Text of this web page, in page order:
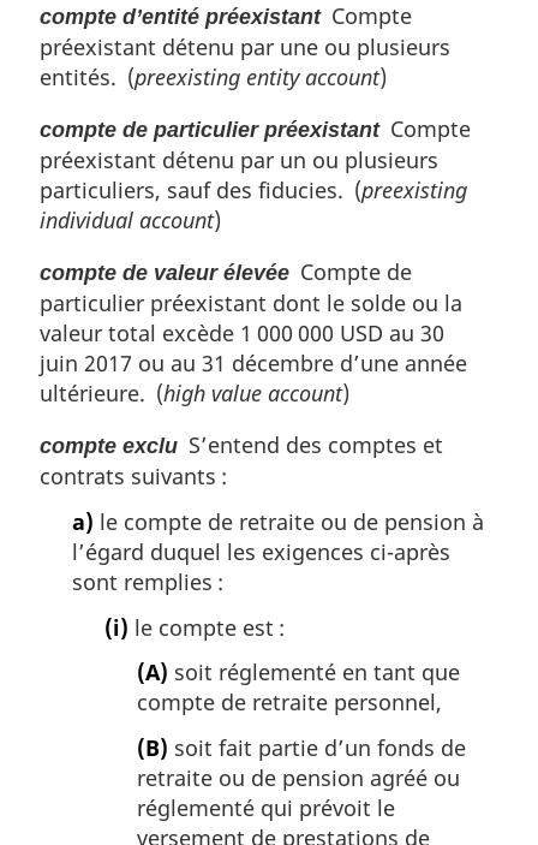
compte d’entité préexistantCompte
préexistant détenu par une ou plusieurs
entités. (preexisting entity account)
compte de particulier préexistantCompte
préexistant détenu par un ou plusieurs
particuliers, sauf des fiducies. (preexisting
individual account)
compte de valeur élevée Compte de
particulier préexistant dont le solde ou la
valeur total excède 1 000 000 USD au 30
juin 2017 ou au 31 décembre d’une année
ultérieure. (high value account)
compte exclu S’entend des comptes et
contrats suivants :
a) le compte de retraite ou de pension à
l’égard duquel les exigences ci-après
sont remplies :
(i) le compte est :
(A) soit réglementé en tant que
compte de retraite personnel,
(B) soit fait partie d’un fonds de
retraite ou de pension agréé ou
réglementé qui prévoit le
versement de prestations de